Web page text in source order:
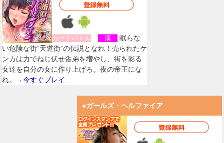
カードバトル 漢
眠らな
い危険な街“天道街”の伝説となれ！売られたケ
ンカは力でねじ伏せ舎弟を増やし、街を彩る
女達を自分の女に作り上げろ。夜の帝王にな
れ。→今すぐプレイ
●ガールズ・ヘルファイア